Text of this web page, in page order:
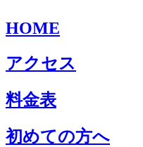
HOME
アクセス
料金表
初めての方へ